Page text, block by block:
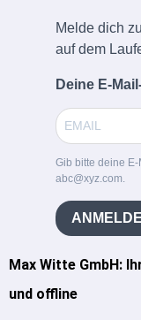
Max Witte GmbH:
und offline
Melde dich
auf dem
Deine E-
Gib bitte deine E-
abc@xyz.com.